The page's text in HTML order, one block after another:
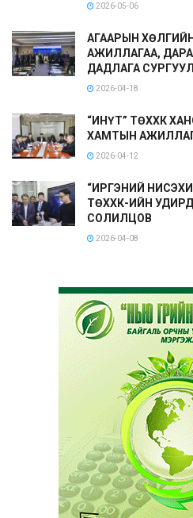
2026-05-06
АГААРЫН
АЖИЛЛАГАА,
ДАДЛАГА
2026-04-18
“ИНҮТ” ТӨХХК
ХАМТЫН
2026-04-12
“ИРГЭНИЙ
ТӨХХК-ИЙН
СОЛИЛЦОВ
2026-04-08